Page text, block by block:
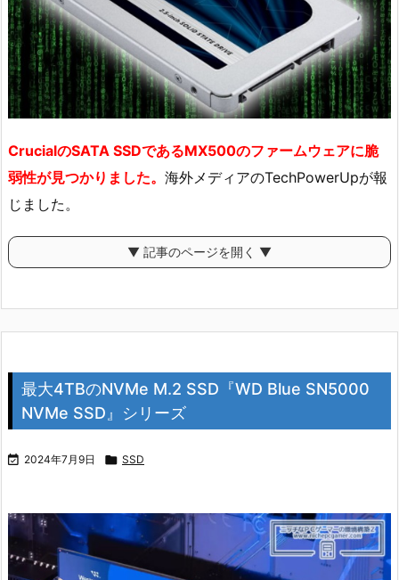
CrucialのSATA SSDであるMX500のファームウェアに脆
弱性が見つかりました。 海外メディアのTechPowerUpが報
じました。
▼ 記事のページを開く ▼
最大4TBのNVMe M.2 SSD『WD Blue SN5000
NVMe SSD』シリーズ
 2024年7月9日  SSD